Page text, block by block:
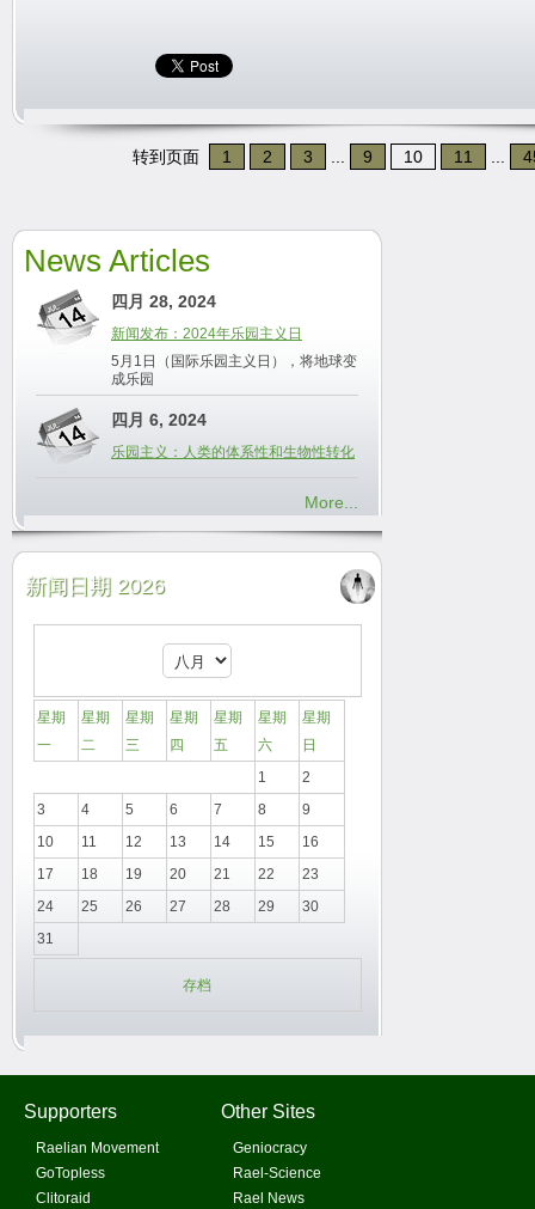
转到页面 1 2 3 ... 9 10 11 ...
News Articles
四月 28, 2024
新闻发布：2024年乐园主义日
5月1日（国际乐园主义日），将地球变
成乐园
四月 6, 2024
乐园主义：人类的体系性和生物性转化
More...
新闻日期 2026
星期
一
星期
二
星期
三
星期
四
星期
五
星期
六
星期
日
1
2
3
4 5 6 7 8
9
10
11 12 13 14 15
16
17
18 19 20 21 22
23
24
25 26 27 28 29
30
31
存档
Supporters
Raelian Movement
GoTopless
Clitoraid
Other Sites
Geniocracy
Rael-Science
Rael News